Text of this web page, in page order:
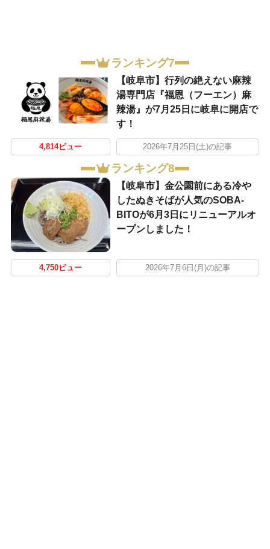
ランキング7
【岐阜市】行列の絶えない麻辣
湯専門店『福恩（フーエン）麻
辣湯』が7月25日に岐阜に開店で
す！
4,814ビュー 2026年7月25日(土)の記事
ランキング8
【岐阜市】金公園前にある冷や
したぬきそばが人気のSOBA-
BITOが6月3日にリニューアルオ
ープンしました！
4,750ビュー 2026年7月6日(月)の記事